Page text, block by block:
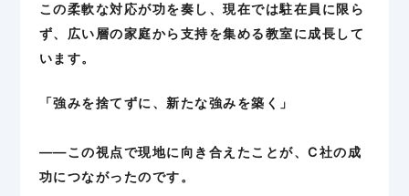
この柔軟な対応が功を奏し、現在では駐在員に限ら
ず、広い層の家庭から支持を集める教室に成長して
います。
「強みを捨てずに、新たな強みを築く」
——この視点で現地に向き合えたことが、C社の成
功につながったのです。